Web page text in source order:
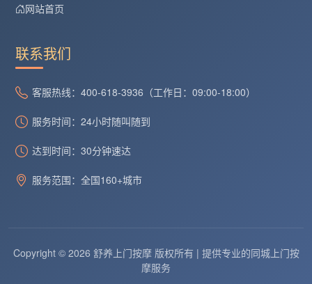
网站首页
联系我们
客服热线：400-618-3936（工作日：09:00-18:00）
服务时间：24小时随叫随到
达到时间：30分钟速达
服务范围：全国160+城市
Copyright © 2026 舒养上门按摩 版权所有 | 提供专业的同城上门按
摩服务